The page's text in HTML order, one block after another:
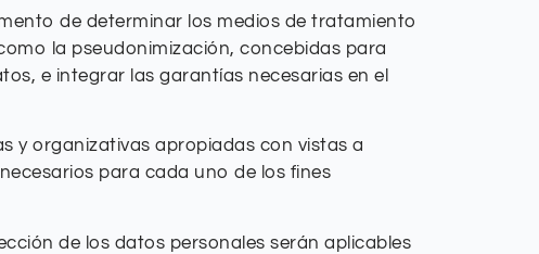
de determinar los medios de tratamiento
la pseudonimización, concebidas para
e integrar las garantías necesarias en el
y organizativas apropiadas con vistas a
para cada uno de los fines
de los datos personales serán aplicables